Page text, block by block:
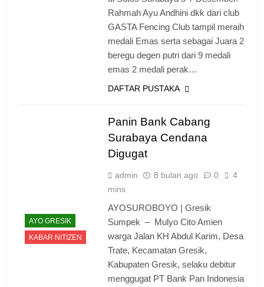
Rahmah Ayu Andhini dkk dari club
GASTA Fencing Club tampil meraih
medali Emas serta sebagai Juara 2
beregu degen putri dari 9 medali
emas 2 medali perak…
DAFTAR PUSTAKA
AYO GRESIK
KABAR NITIZEN
Panin Bank Cabang
Surabaya Cendana
Digugat
admin 8 bulan ago 0
4
mins
AYOSUROBOYO | Gresik
Sumpek – Mulyo Cito Amien
warga Jalan KH Abdul Karim, Desa
Trate, Kecamatan Gresik,
Kabupaten Gresik, selaku debitur
menggugat PT Bank Pan Indonesia